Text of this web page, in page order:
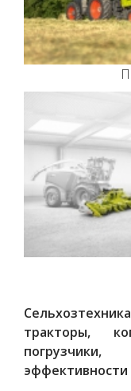
тракторы,
эффективности